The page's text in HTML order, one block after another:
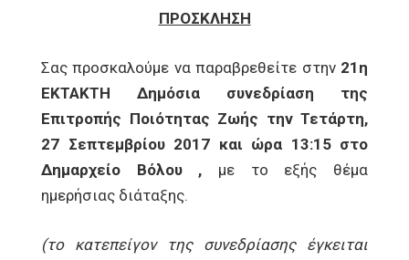
ΠΡΟΣΚΛΗΣΗ
Σας προσκαλούμε να παραβρεθείτε στην21η
ΕΚΤΑΚΤΗ Δημόσια συνεδρίαση της
Επιτροπής Ποιότητας Ζωής την Τετάρτη,
27 Σεπτεμβρίου 2017 και ώρα 13:15 στο
Δημαρχείο Βόλου , με το εξής θέμα
ημερήσιας διάταξης.
(το κατεπείγον της συνεδρίασης έγκειται